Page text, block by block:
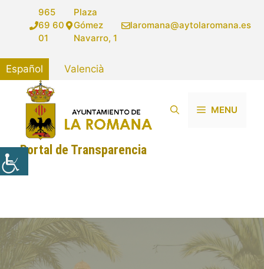
contenido
965
69 60
01
Plaza
Gómez
Navarro, 1
laromana@aytolaromana.es
Español Valencià
MENU
Portal de Transparencia